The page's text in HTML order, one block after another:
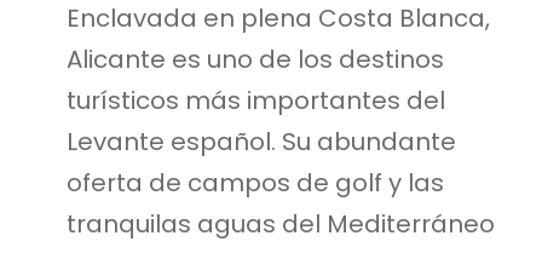
Enclavada en plena Costa Blanca,
Alicante es uno de los destinos
turísticos más importantes del
Levante español. Su abundante
oferta de campos de golf y las
tranquilas aguas del Mediterráneo